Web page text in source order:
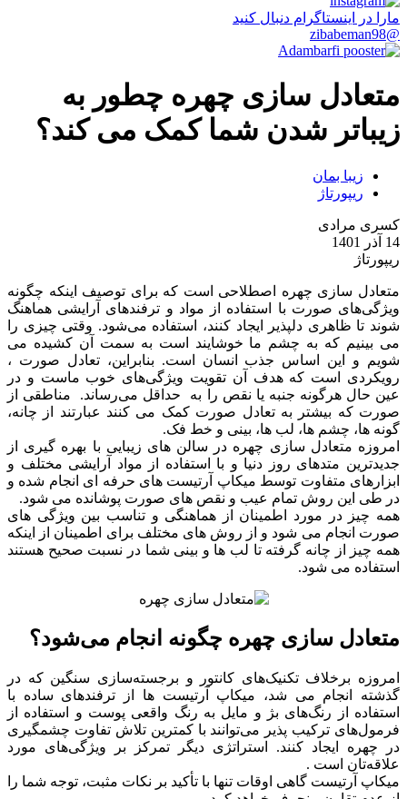
مارا در اینستاگرام دنبال کنید
@zibabeman98
متعادل سازی چهره چطور به
زیباتر شدن شما کمک می کند؟
زیبا بمان
ریپورتاژ
کسری مرادی
14 آذر 1401
ریپورتاژ
متعادل سازی چهره اصطلاحی است که برای توصیف اینکه چگونه
ویژگی‌های صورت با استفاده از مواد و ترفندهای آرایشی هماهنگ
شوند تا ظاهری دلپذیر ایجاد کنند، استفاده می‌شود. وقتی چیزی را
می بینیم که به چشم ما خوشایند است به سمت آن کشیده می
شویم و این اساس جذب انسان است. بنابراین، تعادل صورت ،
رویکردی است که هدف آن تقویت ویژگی‌های خوب ماست و در
عین حال هرگونه جنبه یا نقص را به حداقل می‌رساند. مناطقی از
صورت که بیشتر به تعادل صورت کمک می کنند عبارتند از چانه،
گونه ها، چشم ها، لب ها، بینی و خط فک.
امروزه متعادل سازی چهره در سالن های زیبایی با بهره گیری از
جدیدترین متدهای روز دنیا و با استفاده از مواد آرایشی مختلف و
ابزارهای متفاوت توسط میکاپ آرتیست های حرفه ای انجام شده و
در طی این روش تمام عیب و نقص های صورت پوشانده می شود.
همه چیز در مورد اطمینان از هماهنگی و تناسب بین ویژگی های
صورت انجام می شود و از روش های مختلف برای اطمینان از اینکه
همه چیز از چانه گرفته تا لب ها و بینی شما در نسبت صحیح هستند
استفاده می شود.
متعادل سازی چهره چگونه انجام می‌شود؟
امروزه برخلاف تکنیک‌های کانتور و برجسته‌سازی سنگین که در
گذشته انجام می شد، میکاپ آرتیست ها از ترفندهای ساده با
استفاده از رنگ‌های بژ و مایل به رنگ واقعی‌ پوست و استفاده از
فرمول‌های ترکیب ‌پذیر می‌توانند با کمترین تلاش تفاوت چشمگیری
در چهره ایجاد کنند. استراتژی دیگر تمرکز بر ویژگی‌های مورد
علاقه‌تان است .
میکاپ آرتیست گاهی اوقات تنها با تأکید بر نکات مثبت، توجه شما را